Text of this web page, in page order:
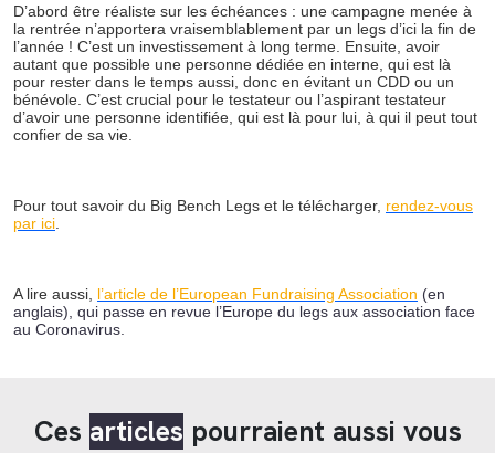
D’abord être réaliste sur les échéances : une campagne menée à
la rentrée n’apportera vraisemblablement par un legs d’ici la fin de
l’année ! C’est un investissement à long terme. Ensuite, avoir
autant que possible une personne dédiée en interne, qui est là
pour rester dans le temps aussi, donc en évitant un CDD ou un
bénévole. C’est crucial pour le testateur ou l’aspirant testateur
d’avoir une personne identifiée, qui est là pour lui, à qui il peut tout
confier de sa vie.
Pour tout savoir du Big Bench Legs et le télécharger, rendez-vous
par ici
A lire aussi, l’article de l’European Fundraising Association (en
anglais), qui passe en revue l’Europe du legs aux association face
au Coronavirus.
Ces articles pourraient aussi vous